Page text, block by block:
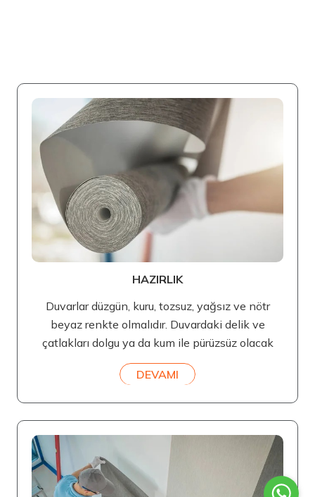
HAZIRLIK
Duvarlar düzgün, kuru, tozsuz, yağsız ve nötr
beyaz renkte olmalıdır. Duvardaki delik ve
çatlakları dolgu ya da kum ile pürüzsüz olacak
DEVAMI